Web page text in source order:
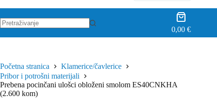
Košarica
0,00€
Početna stranica
Klamerice/čavlerice
Pribor i potrošni materijali
Prebena pocinčani ulošci obloženi smolom ES40CNKHA
(2.600 kom)